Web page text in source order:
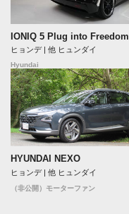
IONIQ 5 Plug into Freedom
ヒョンデ | 他 ヒュンダイ
Hyundai
HYUNDAI NEXO
ヒョンデ | 他 ヒュンダイ
（非公開）モーターファン